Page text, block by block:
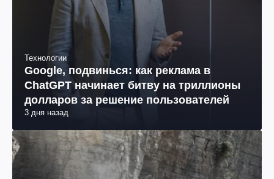
Технологии
Google, подвинься: как реклама в
ChatGPT начинает битву на триллионы
долларов за решение пользователей
3 дня назад